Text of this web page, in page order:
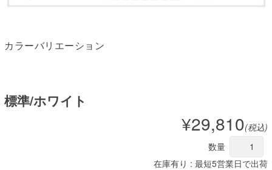
カラーバリエーション
標準/ホワイト
¥29,810(税込)
数量
在庫有り : 最短5営業日で出荷